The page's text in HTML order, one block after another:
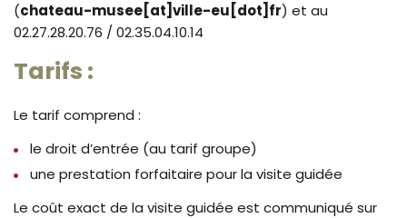
(chateau-musee[at]ville-eu[dot]fr) et au
02.27.28.20.76 / 02.35.04.10.14
Tarifs :
Le tarif comprend :
le droit d’entrée (au tarif groupe)
une prestation forfaitaire pour la visite guidée
Le coût exact de la visite guidée est communiqué sur